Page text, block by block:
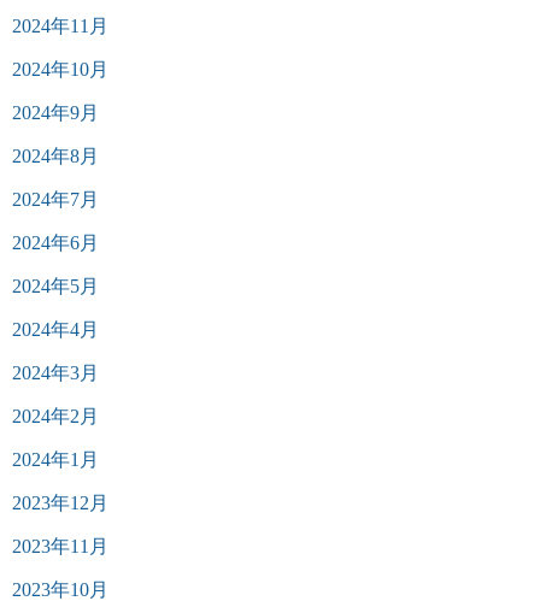
2024年11月
2024年10月
2024年9月
2024年8月
2024年7月
2024年6月
2024年5月
2024年4月
2024年3月
2024年2月
2024年1月
2023年12月
2023年11月
2023年10月